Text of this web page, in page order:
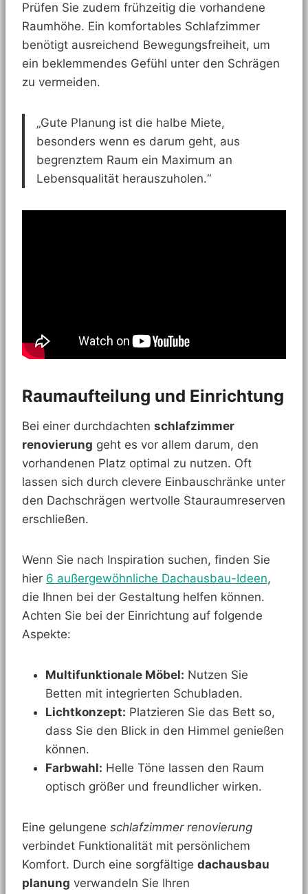
Prüfen Sie zudem frühzeitig die vorhandene
Raumhöhe. Ein komfortables Schlafzimmer
benötigt ausreichend Bewegungsfreiheit, um
ein beklemmendes Gefühl unter den Schrägen
zu vermeiden.
„Gute Planung ist die halbe Miete,
besonders wenn es darum geht, aus
begrenztem Raum ein Maximum an
Lebensqualität herauszuholen.“
Raumaufteilung und Einrichtung
Bei einer durchdachten schlafzimmer
renovierung geht es vor allem darum, den
vorhandenen Platz optimal zu nutzen. Oft
lassen sich durch clevere Einbauschränke unter
den Dachschrägen wertvolle Stauraumreserven
erschließen.
Wenn Sie nach Inspiration suchen, finden Sie
hier 6 außergewöhnliche Dachausbau-Ideen,
die Ihnen bei der Gestaltung helfen können.
Achten Sie bei der Einrichtung auf folgende
Aspekte:
Multifunktionale Möbel: Nutzen Sie
Betten mit integrierten Schubladen.
Lichtkonzept: Platzieren Sie das Bett so,
dass Sie den Blick in den Himmel genießen
können.
Farbwahl: Helle Töne lassen den Raum
optisch größer und freundlicher wirken.
Eine gelungene schlafzimmer renovierung
verbindet Funktionalität mit persönlichem
Komfort. Durch eine sorgfältige dachausbau
planung verwandeln Sie Ihren